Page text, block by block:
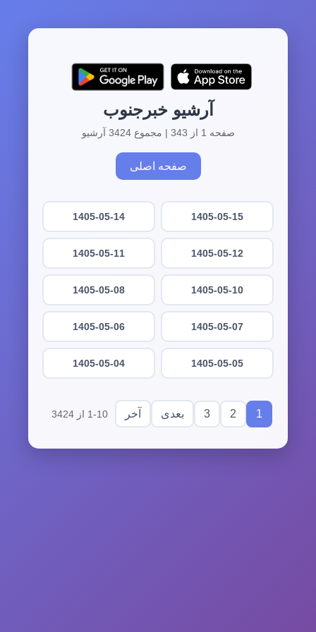
آرشیو خبرجنوب
صفحه 1 از 343 | مجموع 3424 آرشیو
صفحه اصلی
1405-05-15
1405-05-14
1405-05-12
1405-05-11
1405-05-10
1405-05-08
1405-05-07
1405-05-06
1405-05-05
1405-05-04
1
2
3 بعدی آخر 1-10 از 3424